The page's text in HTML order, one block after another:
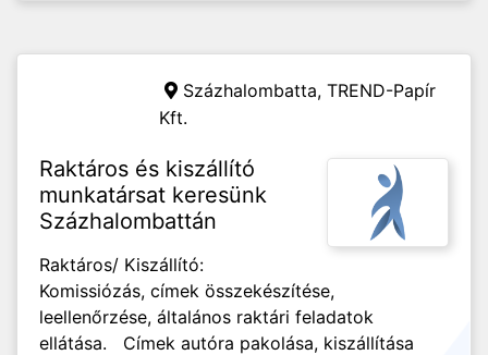
Százhalombatta, TREND-Papír
Kft.
Raktáros és kiszállító
munkatársat keresünk
Százhalombattán
Raktáros/ Kiszállító:
Komissiózás, címek összekészítése,
leellenőrzése, általános raktári feladatok
ellátása. Címek autóra pakolása, kiszállítása